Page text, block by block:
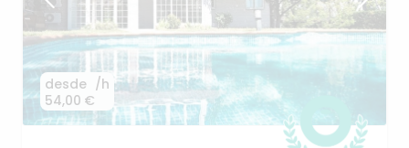
desde
54,00 €
/h